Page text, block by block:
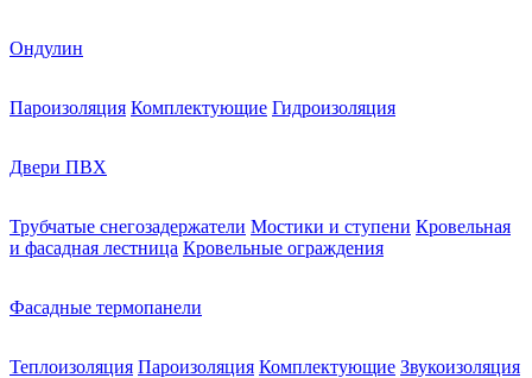
Ондулин
Пароизоляция Комплектующие Гидроизоляция
Двери ПВХ
Трубчатые снегозадержатели Мостики и ступени Кровельная
и фасадная лестница Кровельные ограждения
Фасадные термопанели
Теплоизоляция Пароизоляция Комплектующие Звукоизоляция